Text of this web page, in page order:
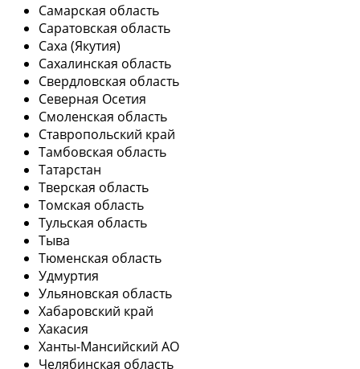
Самарская область
Саратовская область
Саха (Якутия)
Сахалинская область
Свердловская область
Северная Осетия
Смоленская область
Ставропольский край
Тамбовская область
Татарстан
Тверская область
Томская область
Тульская область
Тыва
Тюменская область
Удмуртия
Ульяновская область
Хабаровский край
Хакасия
Ханты-Мансийский АО
Челябинская область